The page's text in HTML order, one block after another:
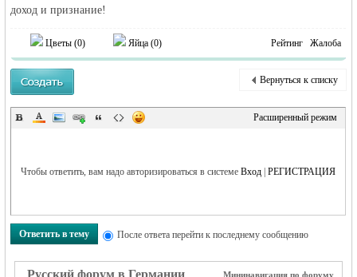
доход и признание!
Цветы (0) Яйца (0) Рейтинг Жалоба
Вернуться к списку
Расширенный режим
Чтобы ответить, вам надо авторизироваться в системеВход |РЕГИСТРАЦИЯ
Ответить в тему После ответа перейти к последнему сообщению
Русский форум в Германии Мининавигация по форуму